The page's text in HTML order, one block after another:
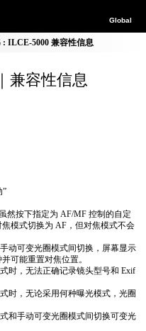
Global
: ILCE-5000 兼容性信息
兼容性信息
”
然按下指定为 AF/MF 控制的自定
模式切换为 AF，但对焦模式不会
动可变光圈模式间切换，屏幕显示
可能重置对焦位置。
时，无法正确​​记录镜头型号和 Exif
时，无论采用何种曝光模式，光圈
和手动可变光圈模式间切换可变光